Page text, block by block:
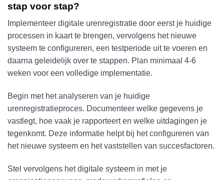
stap voor stap?
Implementeer digitale urenregistratie door eerst je huidige
processen in kaart te brengen, vervolgens het nieuwe
systeem te configureren, een testperiode uit te voeren en
daarna geleidelijk over te stappen. Plan minimaal 4-6
weken voor een volledige implementatie.
Begin met het analyseren van je huidige
urenregistratieproces. Documenteer welke gegevens je
vastlegt, hoe vaak je rapporteert en welke uitdagingen je
tegenkomt. Deze informatie helpt bij het configureren van
het nieuwe systeem en het vaststellen van succesfactoren.
Stel vervolgens het digitale systeem in met je